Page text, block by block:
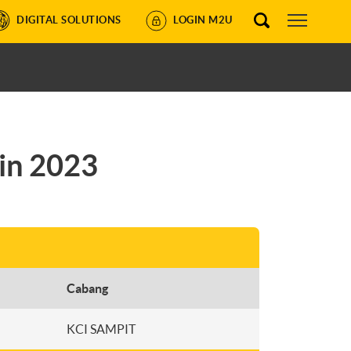
DIGITAL SOLUTIONS LOGIN M2U
2023
Cabang
KCI SAMPIT